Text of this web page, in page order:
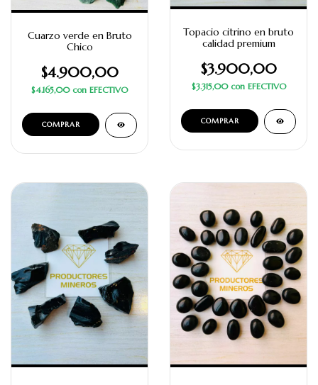
Cuarzo verde en Bruto
Chico
$4.900,00
$4.165,00 con EFECTIVO
Topacio citrino en bruto
calidad premium
$3.900,00
$3.315,00 con EFECTIVO